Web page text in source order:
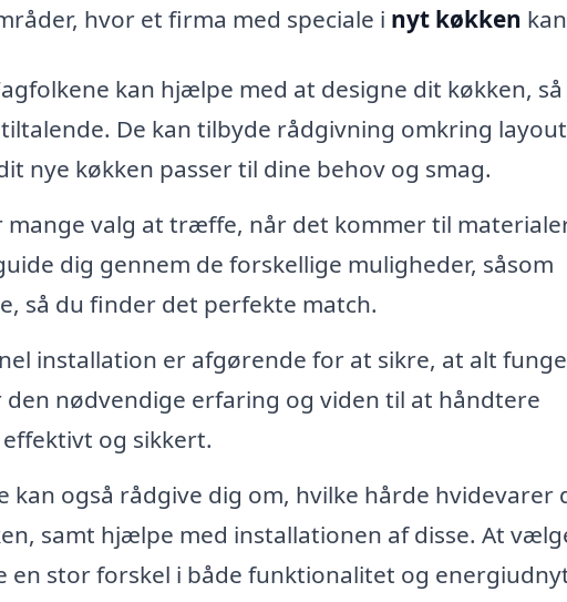
hvor et firma med speciale i nyt køkken
kan hjælpe med at designe dit køkken,
De kan tilbyde rådgivning omkring
nye køkken passer til dine behov og smag.
mange valg at træffe, når det kommer til
dig gennem de forskellige muligheder, såsom
så du finder det perfekte match.
installation er afgørende for at sikre, at alt
nødvendige erfaring og viden til at håndtere
og sikkert.
kan også rådgive dig om, hvilke hårde hvidevarer
samt hjælpe med installationen af disse. At
stor forskel i både funktionalitet og